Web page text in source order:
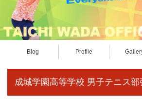
Blog Profile
成城学園高等学校 男子テニス部